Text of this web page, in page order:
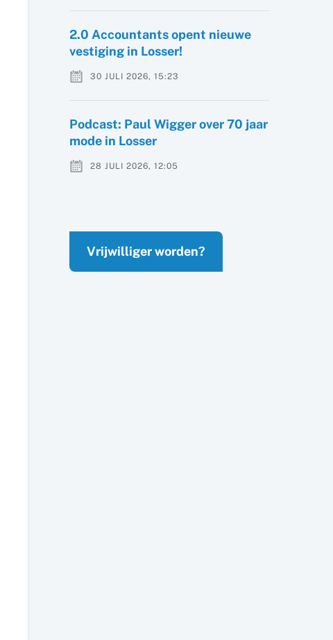
2.0 Accountants opent nieuwe
vestiging in Losser!
30 JULI 2026, 15:23
Podcast: Paul Wigger over 70 jaar
mode in Losser
28 JULI 2026, 12:05
Vrijwilliger worden?